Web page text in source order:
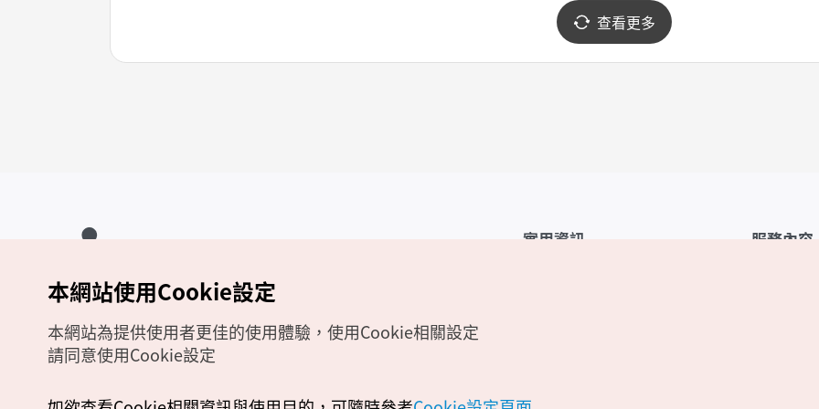
查看更多
實用資訊 服務內容
Copyrights (c) 韓國觀光公社版權所有
如有相關疑問或建議，歡迎來信至官方信箱
本網站使用Cookie設定
本網站為提供使用者更佳的使用體驗，使用Cookie相關設定
請同意使用Cookie設定